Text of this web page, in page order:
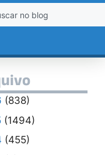
(838)
(1494)
(455)